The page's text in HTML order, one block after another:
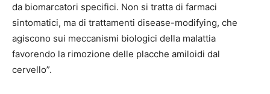
da biomarcatori specifici. Non si tratta di farmaci
sintomatici, ma di trattamenti disease-modifying, che
agiscono sui meccanismi biologici della malattia
favorendo la rimozione delle placche amiloidi dal
cervello”.